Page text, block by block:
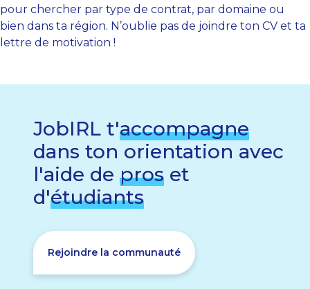
pour chercher par type de contrat, par domaine ou
bien dans ta région. N’oublie pas de joindre ton CV et ta
lettre de motivation !
JobIRL t'accompagne
dans ton orientation avec
l'aide de pros et
d'étudiants
Rejoindre la communauté